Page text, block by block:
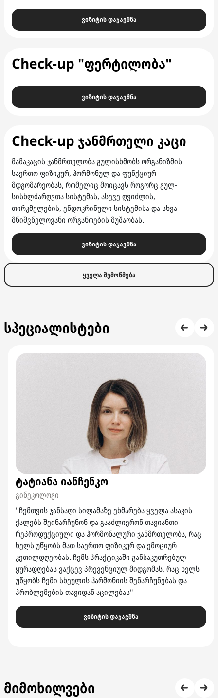
ვიზიტის დაჯავშნა
Check-up "ფერტილობა"
ვიზიტის დაჯავშნა
Check-up ჯანმრთელი კაცი
მამაკაცის ჯანმრთელობა გულისხმობს ორგანიზმის
საერთო ფიზიკურ, ჰორმონულ და ფუნქციურ
მდგომარეობას, რომელიც მოიცავს როგორც გულ-
სისხლძარღვთა სისტემას, ასევე ღვიძლის,
თირკმელების, ენდოკრინული სისტემისა და სხვა
მნიშვნელოვანი ორგანოების მუშაობას.
ვიზიტის დაჯავშნა
ყველა შემოწმება
სპეციალისტები
ტატიანა იანჩენკო
გინეკოლოგი
"ჩემთვის ჯანსაღი სილამაზე ეხმარება ყველა ასაკის
ქალებს შეინარჩუნონ და გააძლიერონ თავიანთი
რეპროდუქციული და ჰორმონალური ჯანმრთელობა, რაც
ხელს უწყობს მათ საერთო ფიზიკურ და ემოციურ
კეთილდღეობას. ჩემს პრაქტიკაში განსაკუთრებულ
ყურადღებას ვაქცევ პრევენციულ მიდგომას, რაც ხელს
უწყობს ჩემი სხეულის ჰარმონიის შენარჩუნებას და
პრობლემების თავიდან აცილებას"
ვიზიტის დაჯავშნა
მიმოხილვები